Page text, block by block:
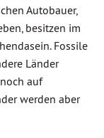
Autobauer,
besitzen im
Fossile
Länder
auf
werden aber